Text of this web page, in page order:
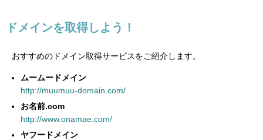
ドメインを取得しよう！
おすすめのドメイン取得サービスをご紹介します。
ムームードメイン
http://muumuu-domain.com/
お名前.com
http://www.onamae.com/
ヤフードメイン